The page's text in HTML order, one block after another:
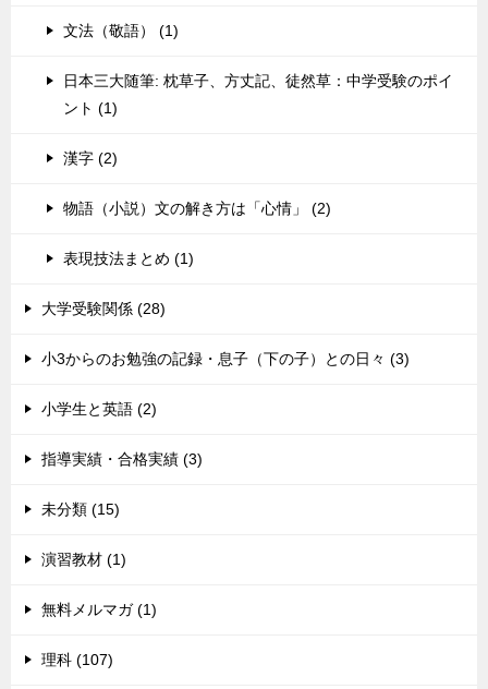
文法（敬語） (1)
日本三大随筆: 枕草子、方丈記、徒然草：中学受験のポイ
ント (1)
漢字 (2)
物語（小説）文の解き方は「心情」 (2)
表現技法まとめ (1)
大学受験関係 (28)
小3からのお勉強の記録・息子（下の子）との日々 (3)
小学生と英語 (2)
指導実績・合格実績 (3)
未分類 (15)
演習教材 (1)
無料メルマガ (1)
理科 (107)